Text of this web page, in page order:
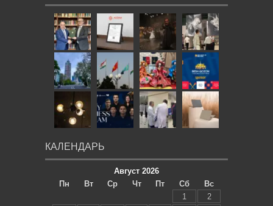
КАЛЕНДАРЬ
Август 2026
Пн
Вт Ср Чт Пт Сб
Вс
1
2